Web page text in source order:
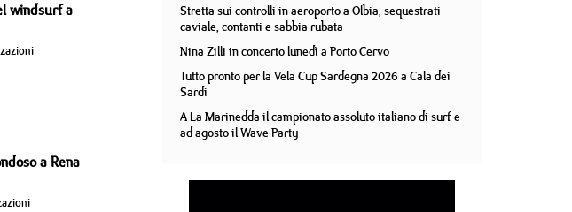
windsurf a
a Rena
Stretta sui controlli in aeroporto a Olbia, sequestrati
caviale, contanti e sabbia rubata
Nina Zilli in concerto lunedì a Porto Cervo
Tutto pronto per la Vela Cup Sardegna 2026 a Cala dei
Sardi
A La Marinedda il campionato assoluto italiano di surf e
ad agosto il Wave Party